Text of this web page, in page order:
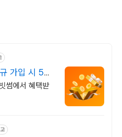
가입 시 5만
썸에서 혜택받